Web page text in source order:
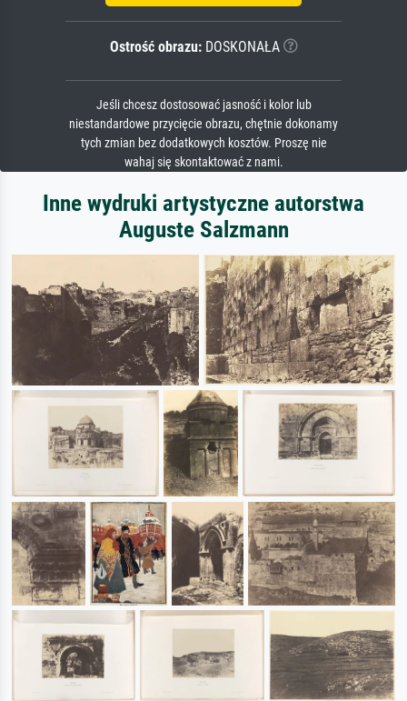
Ostrość obrazu:DOSKONAŁA
Jeśli chcesz dostosować jasność i kolor lub
niestandardowe przycięcie obrazu, chętnie dokonamy
tych zmian bez dodatkowych kosztów. Proszę nie
wahaj się skontaktować z nami.
Inne wydruki artystyczne autorstwa
Auguste Salzmann